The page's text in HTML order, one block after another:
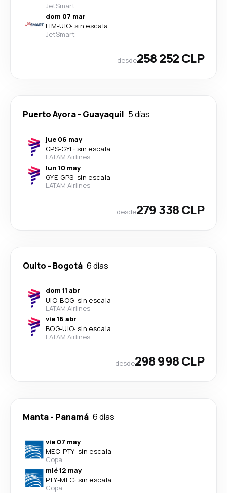
JetSmart
dom 07 mar
LIM-UIO· sin escala
JetSmart
desde258 252 CLP
Puerto Ayora- Guayaquil 5 días
jue 06 may
GPS-GYE· sin escala
LATAM Airlines
lun 10 may
GYE-GPS· sin escala
LATAM Airlines
desde279 338 CLP
Quito - Bogotá 6 días
dom 11 abr
UIO-BOG· sin escala
LATAM Airlines
vie 16 abr
BOG-UIO· sin escala
LATAM Airlines
desde298 998 CLP
Manta- Panamá 6 días
vie 07 may
MEC-PTY· sin escala
Copa
mié 12 may
PTY-MEC· sin escala
Copa